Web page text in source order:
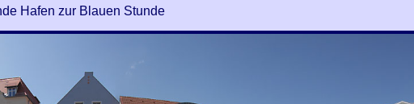
Hafen zur Blauen Stunde